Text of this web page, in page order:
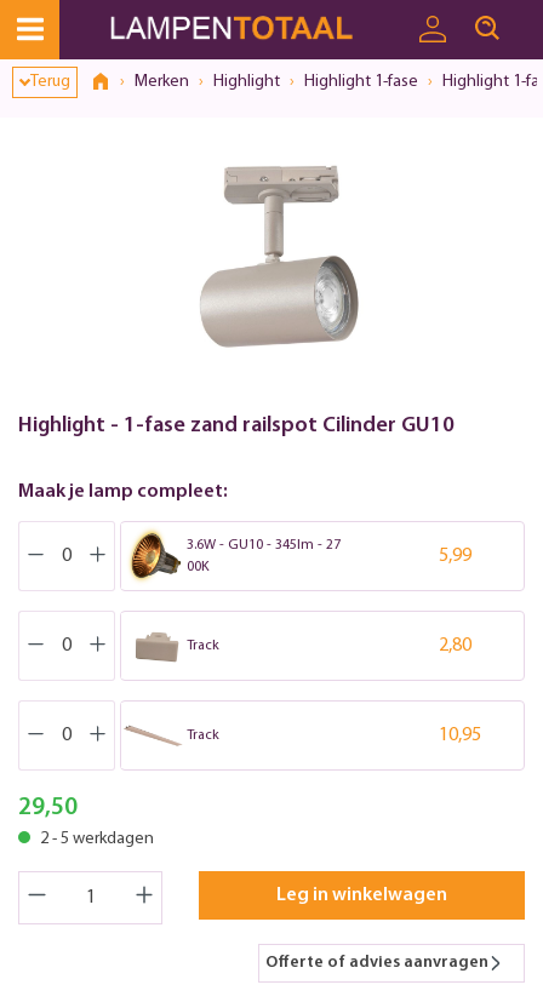
Terug Merken Highlight Highlight 1-fase Highlight 1-
Highlight - 1-fase zand railspot Cilinder GU10
Maak je lamp compleet:
3.6W - GU10 - 345lm - 27
00K
5,99
Track 2,80
Track 10,95
29,50
2 - 5 werkdagen
Leg in winkelwagen
Offerte of advies aanvragen